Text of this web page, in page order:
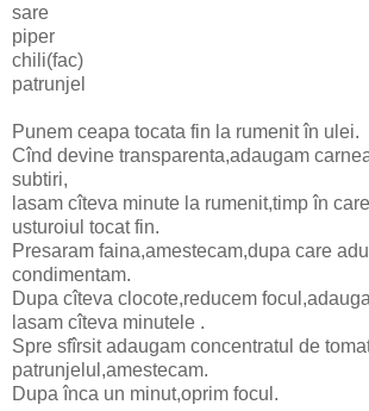
sare
piper
chili(fac)
patrunjel
Punem ceapa tocata fin la rumenit în ulei.
Cînd devine transparenta,adaugam
subtiri,
lasam cîteva minute la rumenit,timp în
usturoiul tocat fin.
Presaram faina,amestecam,dupa care
condimentam.
Dupa cîteva clocote,reducem
lasam cîteva minutele .
Spre sfîrsit adaugam concentratul de
patrunjelul,amestecam.
Dupa înca un minut,oprim focul.